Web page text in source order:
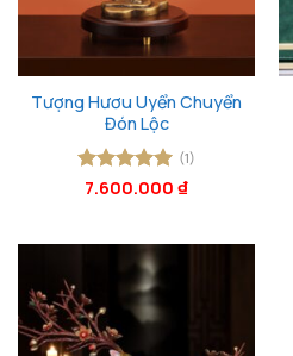
Tượng Hươu Uyển Chuyển
Đón Lộc
Được xếp
(1)
7.600.000 ₫